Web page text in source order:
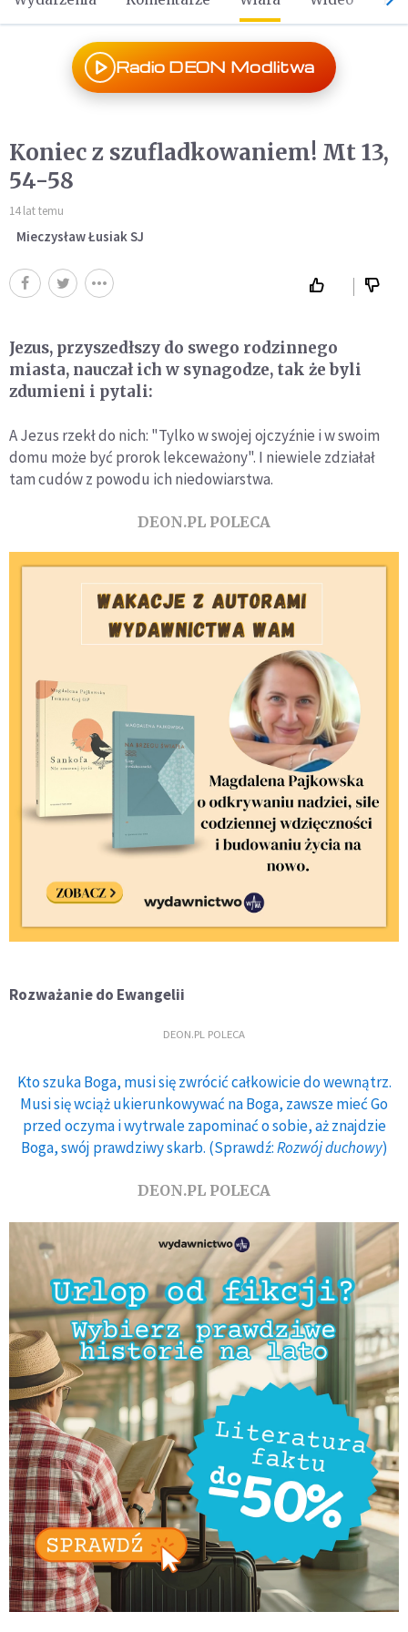
Radio DEON Modlitwa
Koniec z szufladkowaniem! Mt 13,
54-58
14 lat temu
Mieczysław Łusiak SJ
Jezus, przyszedłszy do swego rodzinnego
miasta, nauczał ich w synagodze, tak że byli
zdumieni i pytali:
A Jezus rzekł do nich: "Tylko w swojej ojczyźnie i w swoim
domu może być prorok lekceważony". I niewiele zdziałał
tam cudów z powodu ich niedowiarstwa.
DEON.PL POLECA
Rozważanie do Ewangelii
DEON.PL POLECA
Kto szuka Boga, musi się zwrócić całkowicie do wewnątrz.
Musi się wciąż ukierunkowywać na Boga, zawsze mieć Go
przed oczyma i wytrwale zapominać o sobie, aż znajdzie
Boga, swój prawdziwy skarb. (Sprawdź:Rozwój duchowy)
DEON.PL POLECA